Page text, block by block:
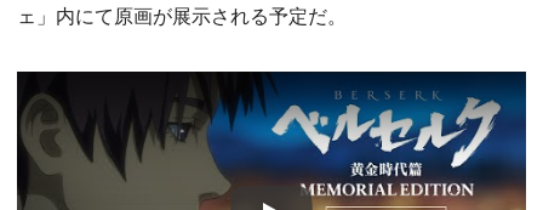
ェ」内にて原画が展示される予定だ。